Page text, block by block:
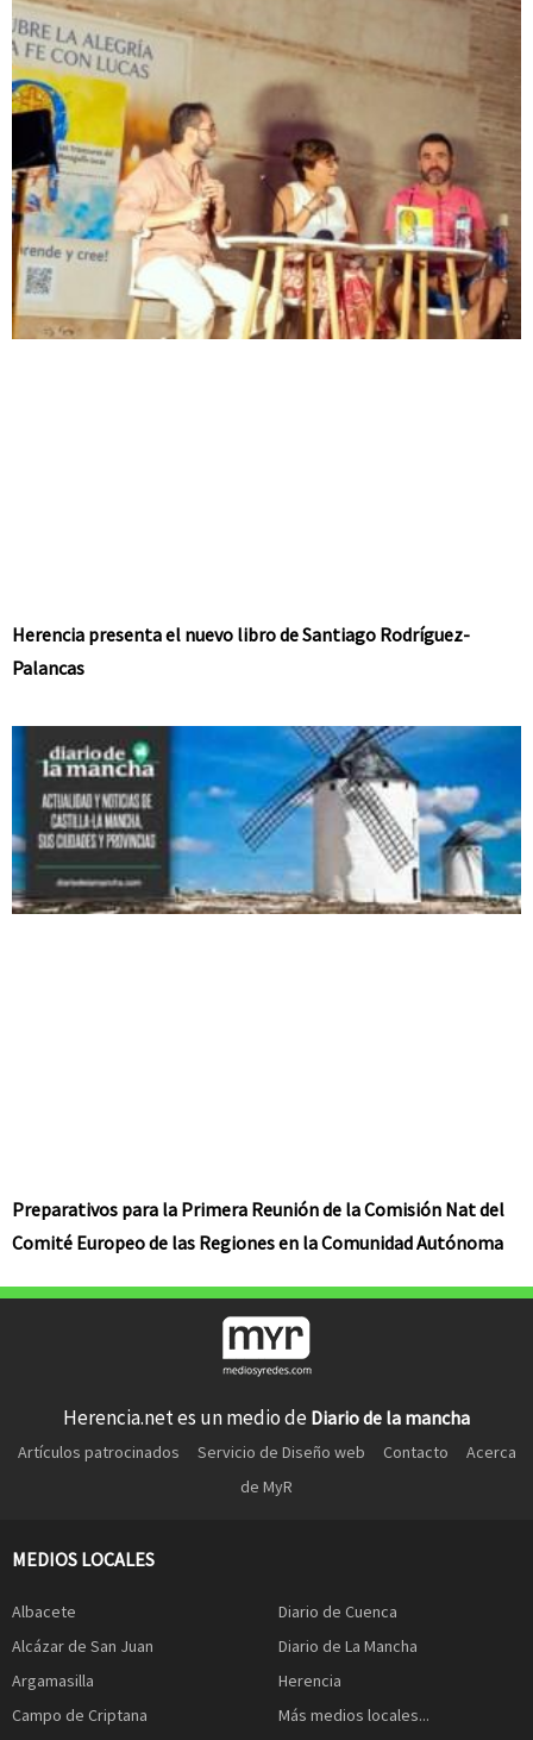
Herencia presenta el nuevo libro de Santiago Rodríguez-
Palancas
Preparativos para la Primera Reunión de la Comisión Nat del
Comité Europeo de las Regiones en la Comunidad Autónoma
Herencia.net es un medio de Diario de la mancha
Artículos patrocinados Servicio de Diseño web Contacto
Acerca
de MyR
MEDIOS LOCALES
Albacete
Alcázar de San Juan
Argamasilla
Campo de Criptana
Diario de Cuenca
Diario de La Mancha
Herencia
Más medios locales...